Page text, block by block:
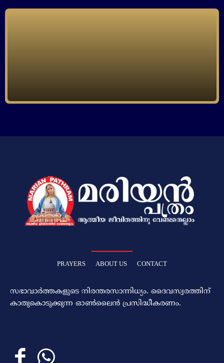
PRAYERS ABOUT US CONTACT
സഭാവാര്‍ത്തകളുടെ നിരന്തരസാന്നിധ്യം. ദൈവസ്വരത്തിന്‌
കാതുകൊടുക്കുന്ന ഓണ്‍ലൈന്‍ പ്രസിദ്ധീകരണം.